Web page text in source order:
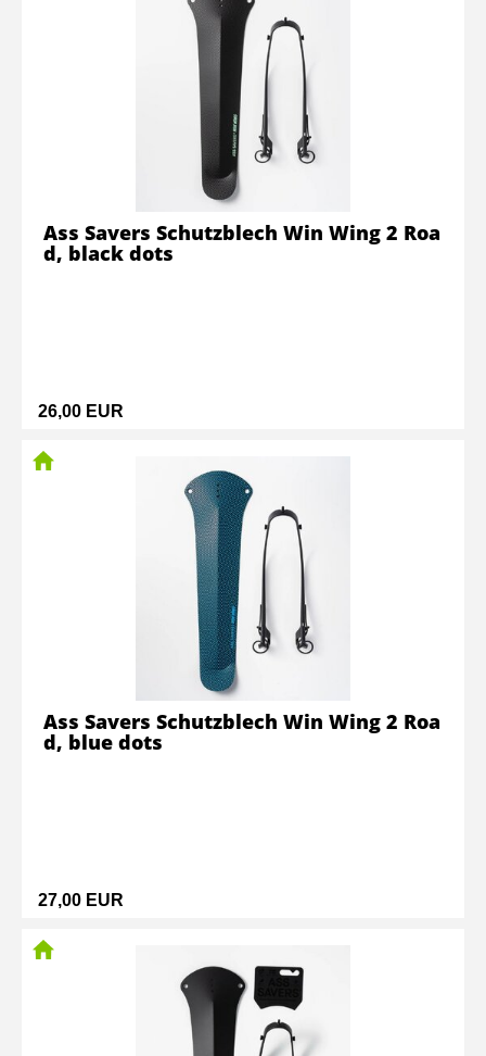
26,00 EUR
Ass Savers Schutzblech Win Wing 2 Roa
d, black dots
27,00 EUR
Ass Savers Schutzblech Win Wing 2 Roa
d, blue dots